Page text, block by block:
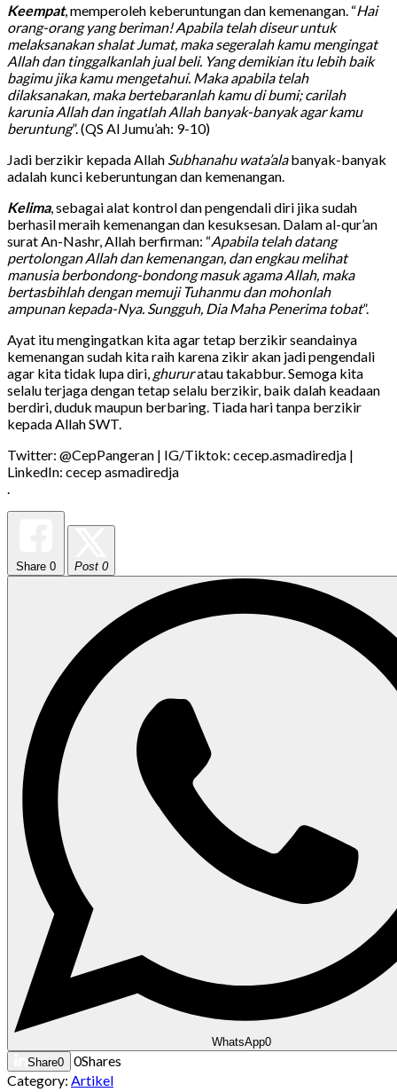
Keempat, memperoleh keberuntungan dan kemenangan. “Hai
orang-orang yang beriman! Apabila telah diseur untuk
melaksanakan shalat Jumat, maka segeralah kamu mengingat
Allah dan tinggalkanlah jual beli. Yang demikian itu lebih baik
bagimu jika kamu mengetahui. Maka apabila telah
dilaksanakan, maka bertebaranlah kamu di bumi; carilah
karunia Allah dan ingatlah Allah banyak-banyak agar kamu
beruntung”. (QS Al Jumu’ah: 9-10)
Jadi berzikir kepada Allah Subhanahu wata’alabanyak-banyak
adalah kunci keberuntungan dan kemenangan.
Kelima, sebagai alat kontrol dan pengendali diri jika sudah
berhasil meraih kemenangan dan kesuksesan. Dalam al-qur’an
surat An-Nashr, Allah berfirman: “Apabila telah datang
pertolongan Allah dan kemenangan, dan engkau melihat
manusia berbondong-bondong masuk agama Allah, maka
bertasbihlah dengan memuji Tuhanmu dan mohonlah
ampunan kepada-Nya. Sungguh, Dia Maha Penerima tobat”.
Ayat itu mengingatkan kita agar tetap berzikir seandainya
kemenangan sudah kita raih karena zikir akan jadi pengendali
agar kita tidak lupa diri, ghururatau takabbur. Semoga kita
selalu terjaga dengan tetap selalu berzikir, baik dalah keadaan
berdiri, duduk maupun berbaring. Tiada hari tanpa berzikir
kepada Allah SWT.
Twitter: @CepPangeran | IG/Tiktok: cecep.asmadiredja |
LinkedIn: cecep asmadiredja
.
Share 0 Post 0
WhatsApp0
Share0 0Shares
Category: Artikel